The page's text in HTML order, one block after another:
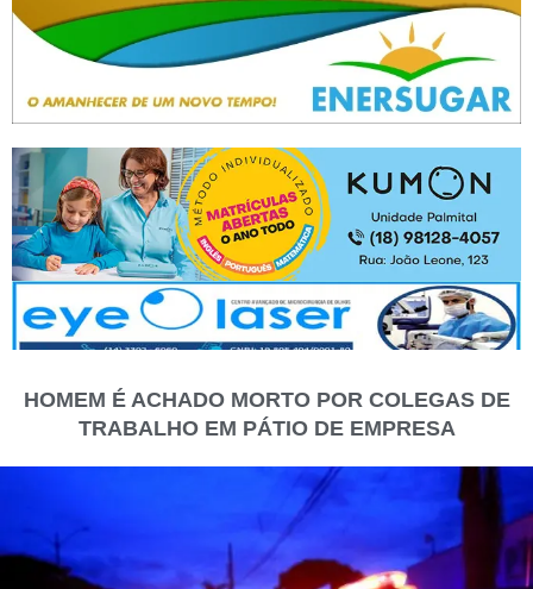
HOMEM É ACHADO MORTO POR COLEGAS DE
TRABALHO EM PÁTIO DE EMPRESA